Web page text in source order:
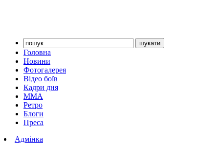
Головна
Новини
Фотогалерея
Відео боїв
Кадри дня
ММА
Ретро
Блоги
Преса
Адмінка